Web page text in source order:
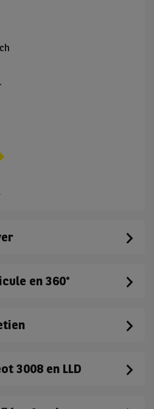
en 360°
3008 en LLD